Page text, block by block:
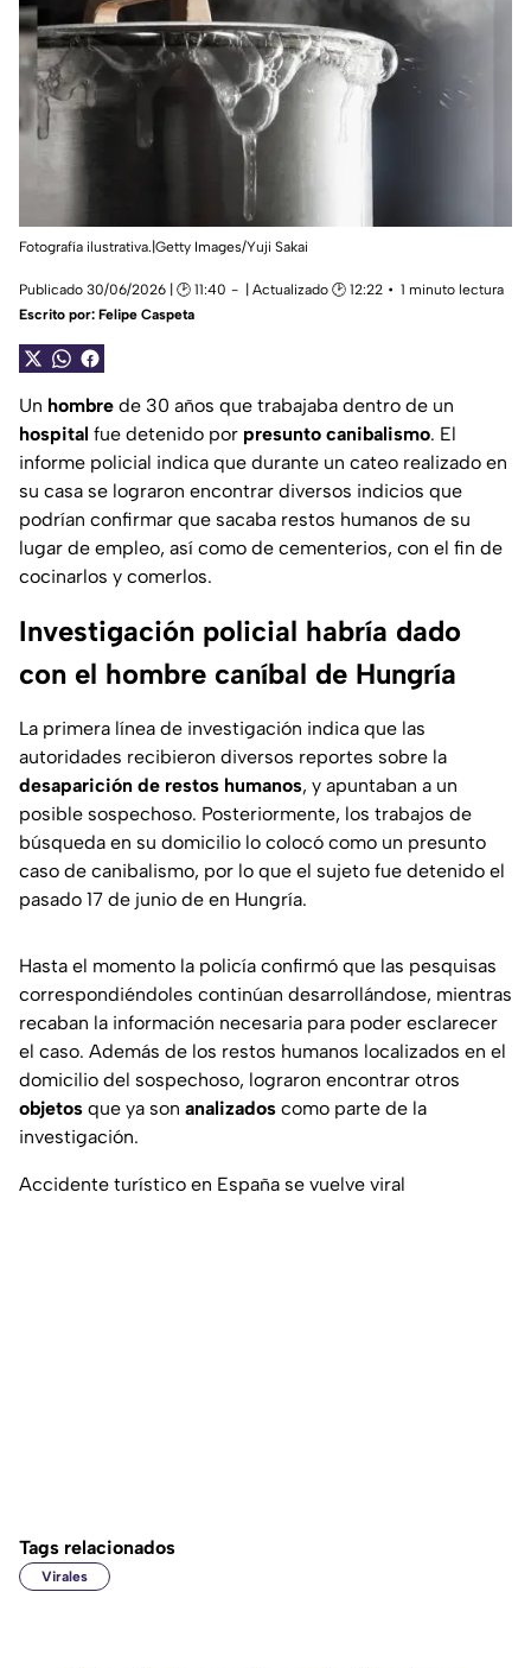
Fotografía ilustrativa.|Getty Images/Yuji Sakai
Publicado 30/06/2026 | 🕑 11:40 | Actualizado 🕑 12:22
1 minuto lectura
Escrito por: Felipe Caspeta
Un hombre de 30 años que trabajaba dentro de un
hospital fue detenido por presunto canibalismo. El
informe policial indica que durante un cateo realizado en
su casa se lograron encontrar diversos indicios que
podrían confirmar que sacaba restos humanos de su
lugar de empleo, así como de cementerios, con el fin de
cocinarlos y comerlos.
Investigación policial habría dado
con el hombre caníbal de Hungría
La primera línea de investigación indica que las
autoridades recibieron diversos reportes sobre la
desaparición de restos humanos, y apuntaban a un
posible sospechoso. Posteriormente, los trabajos de
búsqueda en su domicilio lo colocó como un presunto
caso de canibalismo, por lo que el sujeto fue detenido el
pasado 17 de junio de en Hungría.
Hasta el momento la policía confirmó que las pesquisas
correspondiéndoles continúan desarrollándose, mientras
recaban la información necesaria para poder esclarecer
el caso. Además de los restos humanos localizados en el
domicilio del sospechoso, lograron encontrar otros
objetos que ya son analizados como parte de la
investigación.
Accidente turístico en España se vuelve viral
Tags relacionados
Virales